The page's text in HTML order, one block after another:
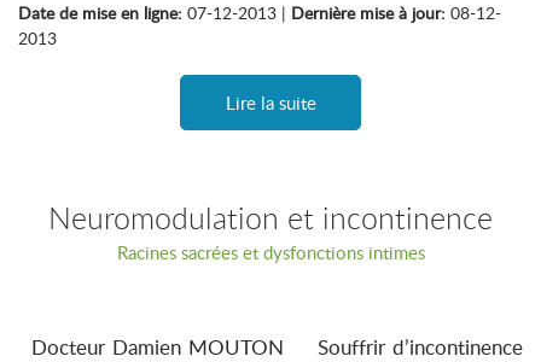
Date de mise en ligne: 07-12-2013 | Dernière mise à jour: 08-12-
2013
Lire la suite
Neuromodulation et incontinence
Racines sacrées et dysfonctions intimes
Docteur Damien MOUTON Souffrir d’incontinence